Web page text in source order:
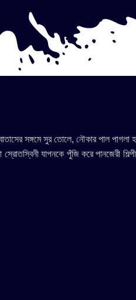
সঙ্গমে সুর তোলে, নৌকার পাল পাগলা
যাপনকে পুঁজি করে পানজেরী